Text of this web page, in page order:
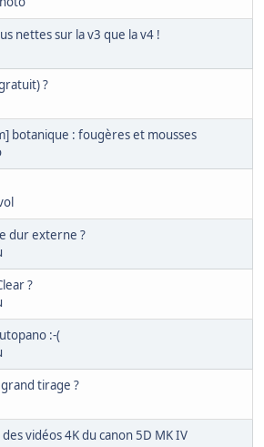
nettes sur la v3 que la v4 !
?
botanique : fougères et mousses
dur externe ?
?
:-(
tirage ?
vidéos 4K du canon 5D MK IV